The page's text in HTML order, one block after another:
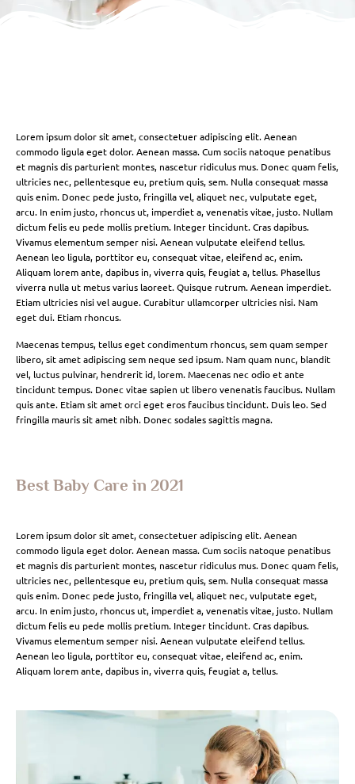
Lorem ipsum dolor sit amet, consectetuer adipiscing elit. Aenean
commodo ligula eget dolor. Aenean massa. Cum sociis natoque penatibus
et magnis dis parturient montes, nascetur ridiculus mus. Donec quam felis,
ultricies nec, pellentesque eu, pretium quis, sem. Nulla consequat massa
quis enim. Donec pede justo, fringilla vel, aliquet nec, vulputate eget,
arcu. In enim justo, rhoncus ut, imperdiet a, venenatis vitae, justo. Nullam
dictum felis eu pede mollis pretium. Integer tincidunt. Cras dapibus.
Vivamus elementum semper nisi. Aenean vulputate eleifend tellus.
Aenean leo ligula, porttitor eu, consequat vitae, eleifend ac, enim.
Aliquam lorem ante, dapibus in, viverra quis, feugiat a, tellus. Phasellus
viverra nulla ut metus varius laoreet. Quisque rutrum. Aenean imperdiet.
Etiam ultricies nisi vel augue. Curabitur ullamcorper ultricies nisi. Nam
eget dui. Etiam rhoncus.
Maecenas tempus, tellus eget condimentum rhoncus, sem quam semper
libero, sit amet adipiscing sem neque sed ipsum. Nam quam nunc, blandit
vel, luctus pulvinar, hendrerit id, lorem. Maecenas nec odio et ante
tincidunt tempus. Donec vitae sapien ut libero venenatis faucibus. Nullam
quis ante. Etiam sit amet orci eget eros faucibus tincidunt. Duis leo. Sed
fringilla mauris sit amet nibh. Donec sodales sagittis magna.
Best Baby Care in 2021
Lorem ipsum dolor sit amet, consectetuer adipiscing elit. Aenean
commodo ligula eget dolor. Aenean massa. Cum sociis natoque penatibus
et magnis dis parturient montes, nascetur ridiculus mus. Donec quam felis,
ultricies nec, pellentesque eu, pretium quis, sem. Nulla consequat massa
quis enim. Donec pede justo, fringilla vel, aliquet nec, vulputate eget,
arcu. In enim justo, rhoncus ut, imperdiet a, venenatis vitae, justo. Nullam
dictum felis eu pede mollis pretium. Integer tincidunt. Cras dapibus.
Vivamus elementum semper nisi. Aenean vulputate eleifend tellus.
Aenean leo ligula, porttitor eu, consequat vitae, eleifend ac, enim.
Aliquam lorem ante, dapibus in, viverra quis, feugiat a, tellus.